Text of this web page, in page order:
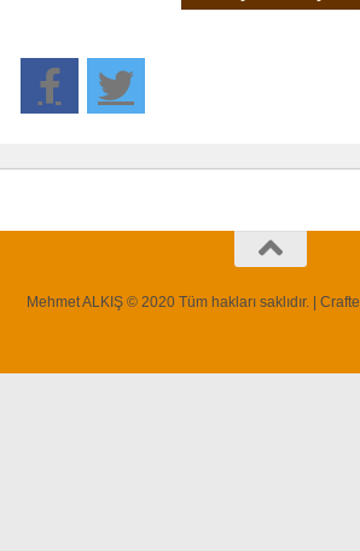
Mehmet ALKIŞ © 2020 Tüm hakları saklıdır. |